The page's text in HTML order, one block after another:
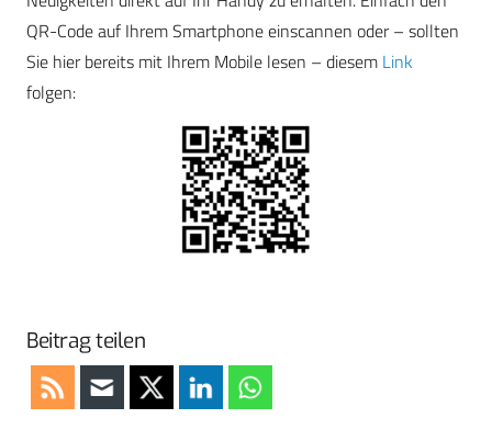
QR-Code auf Ihrem Smartphone einscannen oder – sollten
Sie hier bereits mit Ihrem Mobile lesen – diesem Link
folgen:
Beitrag teilen